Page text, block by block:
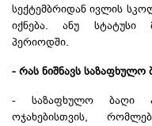
სექტემბრიდან ივლის
იქნება. ანუ სტატუსი
პერიოდში.
- რას ნიშნავს საზაფხულო
- საზაფხულო ბაღი
ოჯახებისთვის,